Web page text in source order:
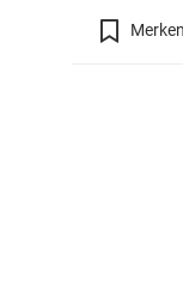
Merken